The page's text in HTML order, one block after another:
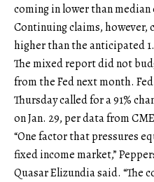
coming in lower than
Continuing claims, however,
higher than the anticipated
The mixed report did not
from the Fed next month.
Thursday called for a 91%
on Jan. 29, per data from
“One factor that pressures
fixed income market,”
Quasar Elizundia said. “The